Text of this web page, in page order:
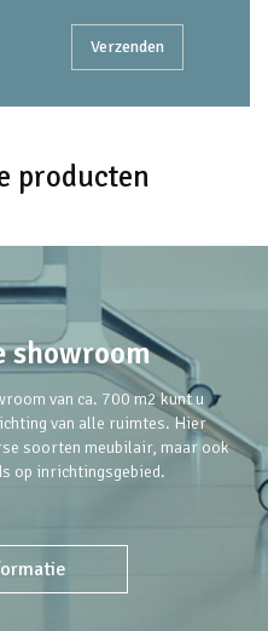
producten
showroom
van ca. 700 m2 kunt u
van alle ruimtes. Hier
soorten meubilair, maar ook
op inrichtingsgebied.